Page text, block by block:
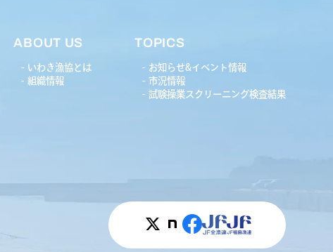
ABOUT US
いわき漁協とは
組織情報
TOPICS
お知らせ&イベント情報
市況情報
試験操業スクリーニング検査結果